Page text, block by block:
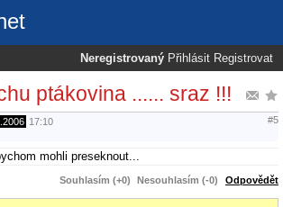
Neregistrovaný Přihlásit Registrovat
ptákovina ...... sraz !!!
17:10 #5
mohli preseknout...
Souhlasím (+0) Nesouhlasím (-0) Odpovědět